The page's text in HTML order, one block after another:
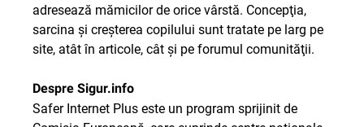
adresează mămicilor de orice vârstă. Concepţia,
sarcina şi creşterea copilului sunt tratate pe larg pe
site, atât în articole, cât şi pe forumul comunităţii.
Despre Sigur.info
Safer Internet Plus este un program sprijinit de